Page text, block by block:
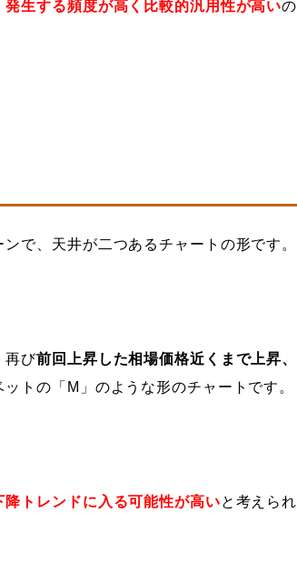
発生する頻度が高く比較的汎用性が高いの
ンで、 天井が二つあるチャートの形です。
再び前回上昇した相場価格近くまで上昇、
ットの「M」のような形のチャートです。
降トレンドに入る可能性が高いと考えられ